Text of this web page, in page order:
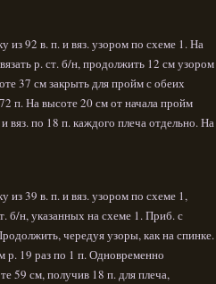
из 92 в. п. и вяз. узором по схеме 1. На
р. ст. б/н, продолжить 12 см узором
37 см закрыть для пройм с обеих
п. На высоте 20 см от начала пройм
вяз. по 18 п. каждого плеча отдельно. На
из 39 в. п. и вяз. узором по схеме 1,
б/н, указанных на схеме 1. Приб. с
чередуя узоры, как на спинке.
р. 19 раз по 1 п. Одновременно
59 см, получив 18 п. для плеча,